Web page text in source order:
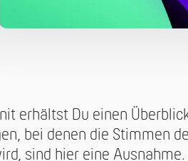
erhältst Du einen
bei denen die Stimmen
sind hier eine Ausnahme.